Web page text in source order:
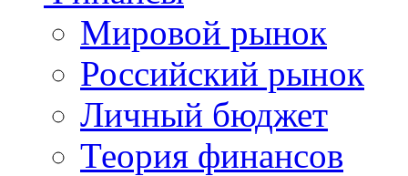
Мировой рынок
Российский рынок
Личный бюджет
Теория финансов